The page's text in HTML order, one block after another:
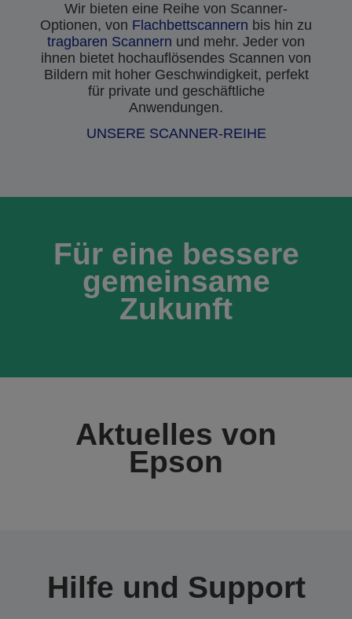
Wir bieten eine Reihe von Scanner-
Optionen, von Flachbettscannern bis hin zu
tragbaren Scannern und mehr. Jeder von
ihnen bietet hochauflösendes Scannen von
Bildern mit hoher Geschwindigkeit, perfekt
für private und geschäftliche
Anwendungen.
UNSERE SCANNER-REIHE
Für eine bessere
gemeinsame
Zukunft
Aktuelles von
Epson
Hilfe und Support